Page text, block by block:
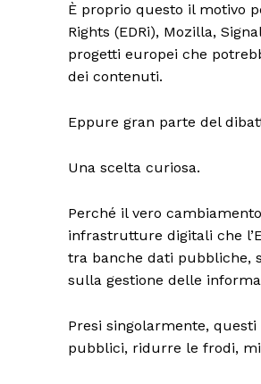
È proprio questo il motivo
Rights (EDRi), Mozilla,
progetti europei che
dei contenuti.
Eppure gran parte del
Una scelta curiosa.
Perché il vero
infrastrutture digitali che
tra banche dati pubbliche,
sulla gestione delle
Presi singolarmente,
pubblici, ridurre le frodi,